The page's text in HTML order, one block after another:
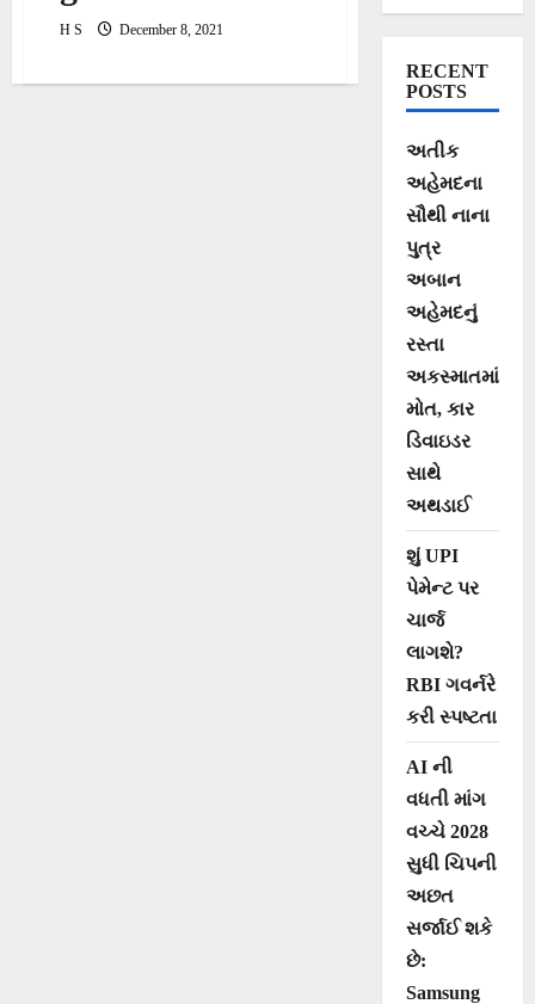
for Fitness
H S December 8, 2021
RECENT
POSTS
અતીક
અહેમદના
સૌથી નાના
પુત્ર
અબાન
અહેમદનું
રસ્તા
અકસ્માતમાં
મોત, કાર
ડિવાઇડર
સાથે
અથડાઈ
શું UPI
પેમેન્ટ પર
ચાર્જ
લાગશે?
RBI ગવર્નરે
કરી સ્પષ્ટતા
AI ની
વધતી માંગ
વચ્ચે 2028
સુધી ચિપની
અછત
સર્જાઈ શકે
છે:
Samsung